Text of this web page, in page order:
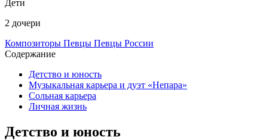
Дети
2 дочери
Композиторы Певцы Певцы России
Содержание
Детство и юность
Музыкальная карьера и дуэт «Непара»
Сольная карьера
Личная жизнь
Детство и юность